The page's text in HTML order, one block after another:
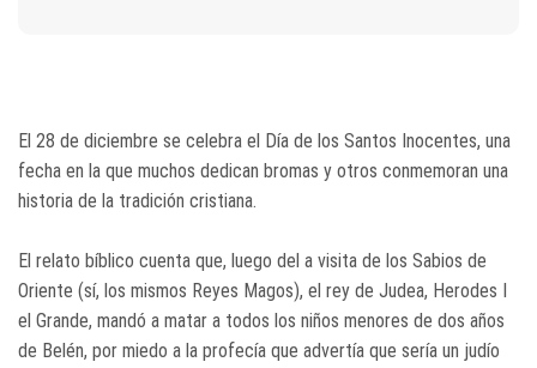
El 28 de diciembre se celebra el Día de los Santos Inocentes, una
fecha en la que muchos dedican bromas y otros conmemoran una
historia de la tradición cristiana.
El relato bíblico cuenta que, luego del a visita de los Sabios de
Oriente (sí, los mismos Reyes Magos), el rey de Judea, Herodes I
el Grande, mandó a matar a todos los niños menores de dos años
de Belén, por miedo a la profecía que advertía que sería un judío